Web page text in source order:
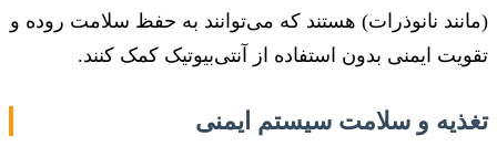
(مانند نانوذرات) هستند که می‌توانند به حفظ سلامت روده و
تقویت ایمنی بدون استفاده از آنتی‌بیوتیک کمک کنند.
تغذیه و سلامت سیستم ایمنی